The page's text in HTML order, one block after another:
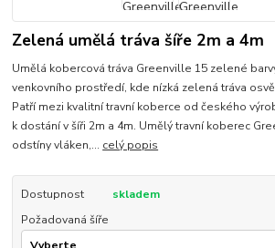
Zelená umělá tráva šíře 2m a 4m
Umělá kobercová tráva Greenville 15 zelené
venkovního prostředí, kde nízká zelená tráva
Patří mezi kvalitní travní koberce od českého
k dostání v šíři 2m a 4m. Umělý travní koberec
odstíny vláken,... celý popis
Dostupnost
skladem
Požadovaná šíře